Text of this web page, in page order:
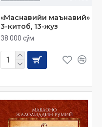
«Маснавийи маънавий»
3-китоб, 13-жуз
38 000 сўм